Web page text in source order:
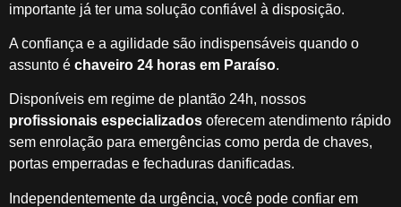
importante já ter uma solução confiável à disposição.
A confiança e a agilidade são indispensáveis quando o
assunto é chaveiro 24 horas em Paraíso.
Disponíveis em regime de plantão 24h, nossos
profissionais especializados oferecem atendimento rápido
sem enrolação para emergências como perda de chaves,
portas emperradas e fechaduras danificadas.
Independentemente da urgência, você pode confiar em